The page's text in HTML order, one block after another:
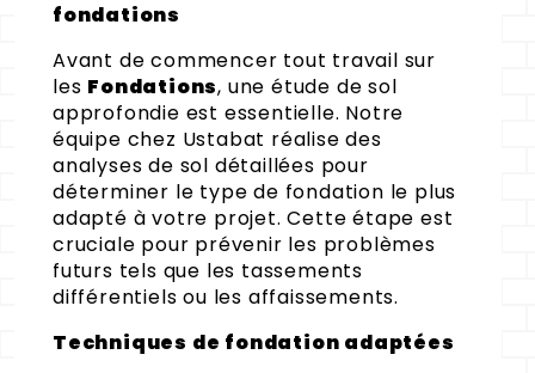
fondations
Avant de commencer tout travail sur
les Fondations, une étude de sol
approfondie est essentielle. Notre
équipe chez Ustabat réalise des
analyses de sol détaillées pour
déterminer le type de fondation le plus
adapté à votre projet. Cette étape est
cruciale pour prévenir les problèmes
futurs tels que les tassements
différentiels ou les affaissements.
Techniques de fondation adaptées